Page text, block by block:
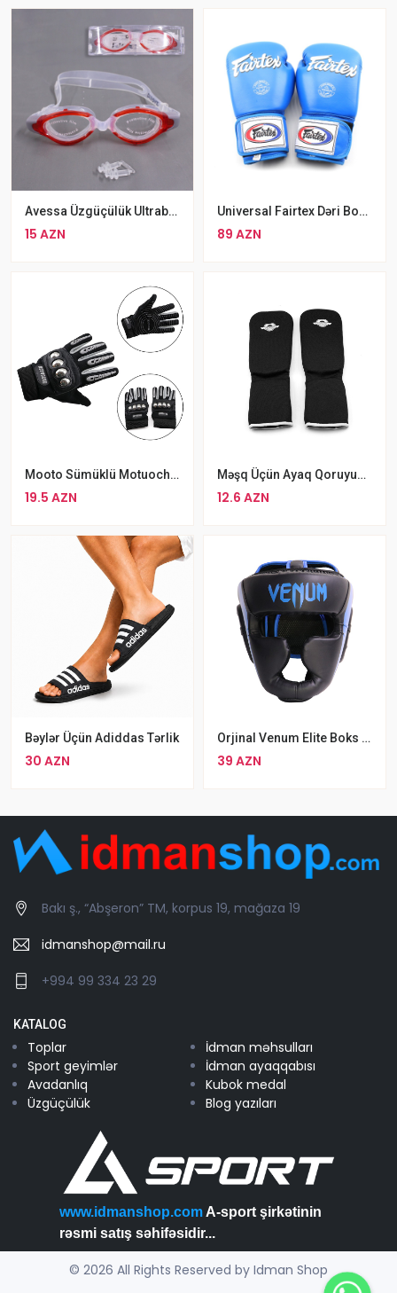
Avessa Üzgüçülük Ultrabənövşəyi Qorumalı Yumşaq Silikon Üzgüçülük Eynəyi Hovuz Eynəyi
15 AZN
Universal Fairtex Dəri Boks Əlcəyi Professional Fairtex Muay Thai Boks Kik Boks MMA Boks Əlcəyi
89 AZN
Mooto Sümüklü Motuoche Motosiklet Velosiped Əlcəyi
19.5 AZN
Məşq Üçün Ayaq Qoruyucu Parça Şitqi Qara
12.6 AZN
Bəylər Üçün Adiddas Tərlik
30 AZN
Orjinal Venum Elite Boks Dəbilqəsi MMA Üçün Uyğun Baş Qoruyucu Kask
39 AZN
Bakı ş., “Abşeron” TM, korpus 19, mağaza 19
idmanshop@mail.ru
+994 99 334 23 29
KATALOG
Toplar
İdman məhsulları
Sport geyimlər
İdman ayaqqabısı
Avadanlıq
Kubok medal
Üzgüçülük
Blog yazıları
www.idmanshop.com A-sport şirkətinin
rəsmi satış səhifəsidir...
© 2026 All Rights Reserved by Idman Shop